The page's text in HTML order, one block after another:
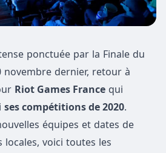
ponctuée par la Finale du
novembre dernier, retour à
Riot Games France qui
ses compétitions de 2020.
équipes et dates de
locales, voici toutes les